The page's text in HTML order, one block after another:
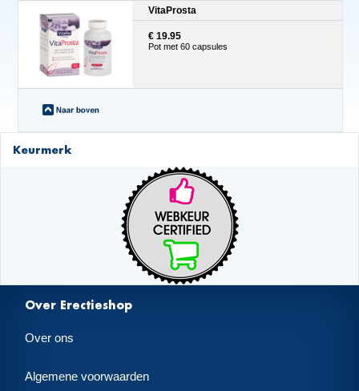
VitaProsta
€ 19.95
Pot met 60 capsules
Keurmerk
Over Erectieshop
Over ons
Algemene voorwaarden